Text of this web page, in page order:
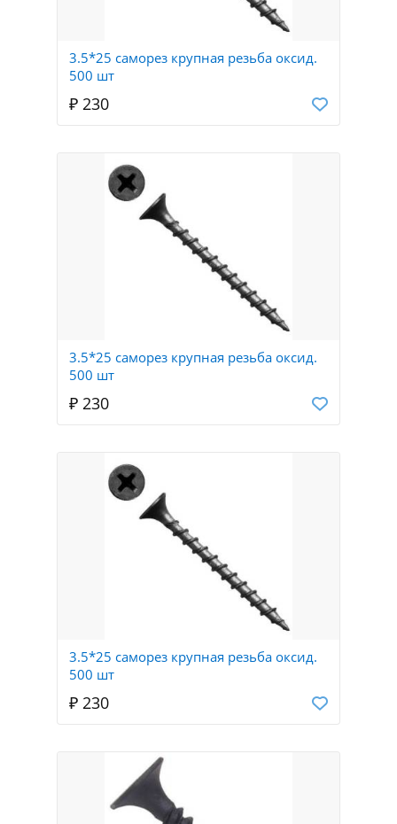
3.5*25 саморез крупная резьба оксид.
500 шт
₽ 230
3.5*25 саморез крупная резьба оксид.
500 шт
₽ 230
3.5*25 саморез крупная резьба оксид.
500 шт
₽ 230